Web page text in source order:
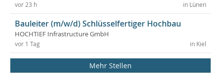
in Lünen
vor 23 h
Bauleiter (m/w/d) Schlüsselfertiger Hochbau
HOCHTIEF Infrastructure GmbH
in Kiel
vor 1 Tag
Mehr Stellen